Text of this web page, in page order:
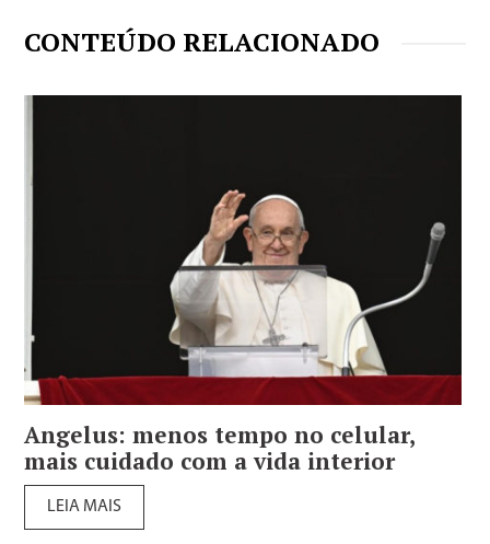
CONTEÚDO RELACIONADO
Angelus: menos tempo no celular,
mais cuidado com a vida interior
LEIA MAIS